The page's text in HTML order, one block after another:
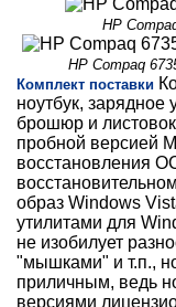
HP
HP Compaq
Комплект поставки
ноутбук, зарядное
брошюр и
пробной версией
восстановления
образ Windows
утилитами для
не изобилует
"мышками" и т.п.,
приличным, ведь
версиями